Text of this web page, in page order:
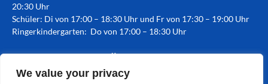
We value your privacy
20:30 Uhr
Schüler: Di von 17:00 – 18:30 Uhr und Fr von 17:30 – 19:00 Uhr
Ringerkindergarten: Do von 17:00 – 18:30 Uhr